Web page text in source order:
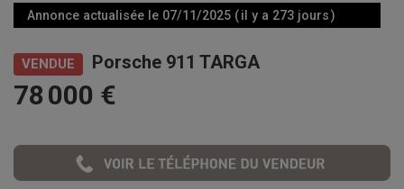
Annonce actualisée le 07/11/2025 ( il y a 273 jours )
VENDUE Porsche 911 TARGA
78 000 €